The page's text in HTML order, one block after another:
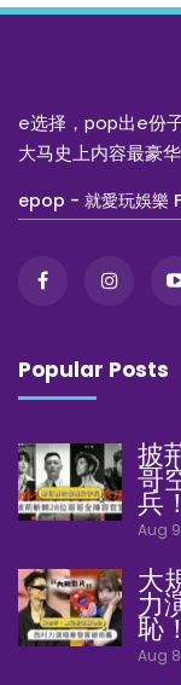
e选择，pop出e份
大马史上内容最豪
epop - 就愛玩娛樂
Popular Posts
披
哥
兵
Aug
大
力
恥
Aug